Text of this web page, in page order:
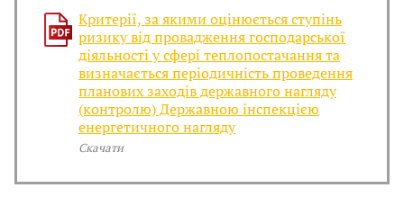
Критерії, за якими оцінюється ступінь
ризику від провадження господарської
діяльності у сфері теплопостачання та
визначається періодичність проведення
планових заходів державного нагляду
(контролю) Державною інспекцією
енергетичного нагляду
Скачати
н